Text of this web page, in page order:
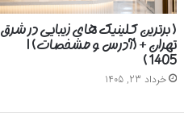
( برترین کلینیک های زیبایی در شرق
تهران + (آدرس و مشخصات) |
1405 )
خرداد 23, 1405